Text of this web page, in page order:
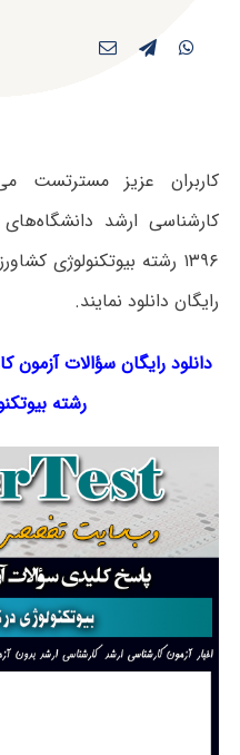
کاربران عزیز مسترتست
کارشناسی ارشد
۱۳۹۶ رشته بیوتکنولوژی
رایگان دانلود نمایند.
دانلود رایگان سؤالات آزمون کارشناسی
رشته